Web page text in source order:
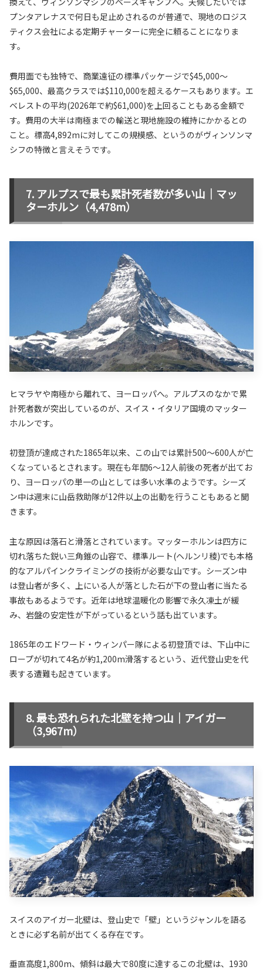
プンタアレナスで何日も足止めされるのが普通で、現地のロジス
ティクス会社による定期チャーターに完全に頼ることになりま
す。
費用面でも独特で、商業遠征の標準パッケージで$45,000〜
$65,000、最高クラスでは$110,000を超えるケースもあります。エ
ベレストの平均(2026年で約$61,000)を上回ることもある金額で
す。費用の大半は南極までの輸送と現地施設の維持にかかるとの
こと。標高4,892mに対してこの規模感、というのがヴィンソンマ
シフの特徴と言えそうです。
アルプスで最も累計死者数が多い山｜マッ
ターホルン（4,478m）
ヒマラヤや南極から離れて、ヨーロッパへ。アルプスのなかで累
計死者数が突出しているのが、スイス・イタリア国境のマッター
ホルンです。
初登頂が達成された1865年以来、この山では累計500〜600人が亡
くなっているとされます。現在も年間6〜12人前後の死者が出てお
り、ヨーロッパの単一の山としては多い水準のようです。シーズ
ン中は週末に山岳救助隊が12件以上の出動を行うこともあると聞
きます。
主な原因は落石と滑落とされています。マッターホルンは四方に
切れ落ちた鋭い三角錐の山容で、標準ルート(ヘルンリ稜)でも本格
的なアルパインクライミングの技術が必要な山です。シーズン中
は登山者が多く、上にいる人が落とした石が下の登山者に当たる
事故もあるようです。近年は地球温暖化の影響で永久凍土が緩
み、岩盤の安定性が下がっているという話も出ています。
1865年のエドワード・ウィンパー隊による初登頂では、下山中に
ロープが切れて4名が約1,200m滑落するという、近代登山史を代
表する遭難も起きています。
最も恐れられた北壁を持つ山｜アイガー
（3,967m）
スイスのアイガー北壁は、登山史で「壁」というジャンルを語る
ときに必ず名前が出てくる存在です。
垂直高度1,800m、傾斜は最大で80度に達するこの北壁は、1930